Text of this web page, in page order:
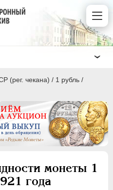
(рег. чекана) / 1 рубль /
монеты 1
года